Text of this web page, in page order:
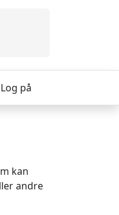
Log på
kan
andre